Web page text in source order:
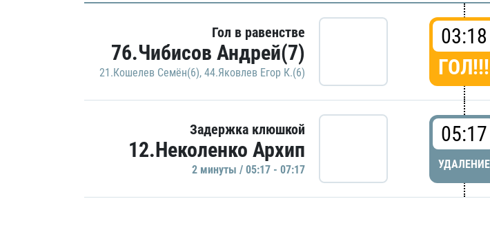
Гол в равенстве
76.Чибисов Андрей(7)
21.Кошелев Семён(6), 44.Яковлев Егор К.(6)
03:18
ГОЛ!!!
Задержка клюшкой
12.Неколенко Архип
2 минуты / 05:17 - 07:17
05:17
УДАЛЕНИЕ